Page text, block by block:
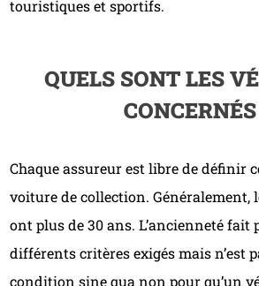
touristiques et sportifs.
QUELS SONT LES
Chaque assureur est libre de définir
voiture de collection. Généralement,
ont plus de 30 ans. L’ancienneté fait
différents critères exigés mais n’est
condition sine qua non pour qu’un